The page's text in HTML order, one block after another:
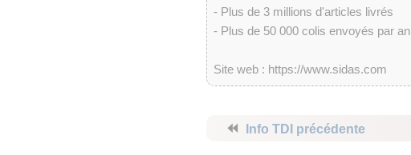
- Plus de 3 millions d'articles livrés
- Plus de 50 000 colis envoyés par an
Site web : https://www.sidas.com
⏪ Info TDI précédente